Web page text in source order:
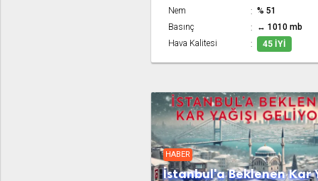
Nem
% 51
Basınç
↔ 1010 mb
Hava Kalitesi
45 İYI
HABER
İstanbul'a Beklenen Kar